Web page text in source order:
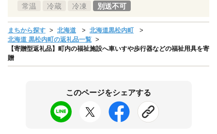
常温 冷蔵 冷凍 別送不可
まちから探す 北海道
北海道黒松内町
北海道 黒松内町の返礼品一覧
【寄贈型返礼品】町内の福祉施設へ車いすや歩行器などの福祉用具を寄
贈
このページをシェアする